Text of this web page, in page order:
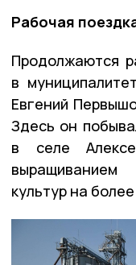
Рабочая
Продолжаются
в
Евгений
Здесь он
в селе
культур на